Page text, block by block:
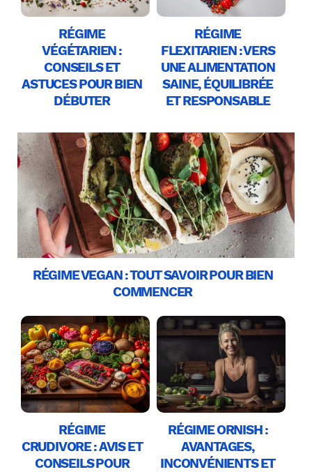
RÉGIME
VÉGÉTARIEN :
CONSEILS ET
ASTUCES POUR BIEN
DÉBUTER
RÉGIME
FLEXITARIEN : VERS
UNE ALIMENTATION
SAINE, ÉQUILIBRÉE
ET RESPONSABLE
RÉGIME VEGAN : TOUT SAVOIR POUR BIEN
COMMENCER
RÉGIME
CRUDIVORE : AVIS ET
CONSEILS POUR
RÉGIME ORNISH :
AVANTAGES,
INCONVÉNIENTS ET